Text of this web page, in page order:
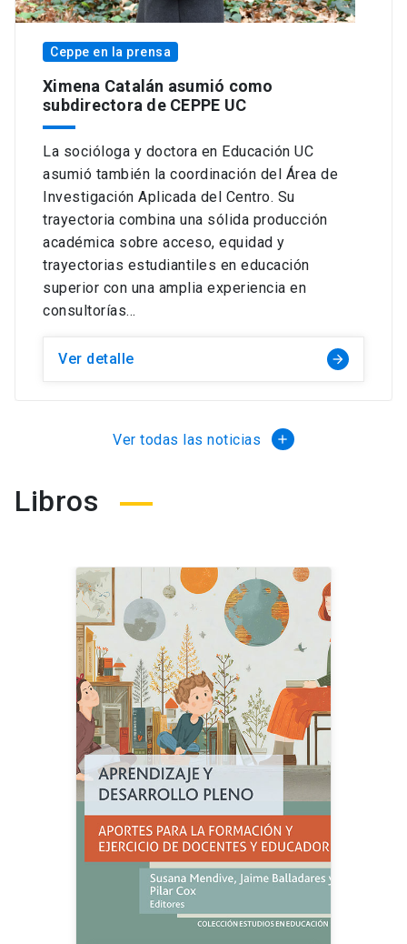
Ceppe en la prensa
Ximena Catalán asumió como
subdirectora de CEPPE UC
La socióloga y doctora en Educación UC
asumió también la coordinación del Área de
Investigación Aplicada del Centro. Su
trayectoria combina una sólida producción
académica sobre acceso, equidad y
trayectorias estudiantiles en educación
superior con una amplia experiencia en
consultorías...
Ver detalle
Ver todas las noticias
Libros